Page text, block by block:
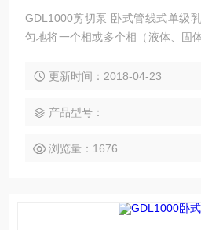
GDL1000剪切泵 卧式管线式单级
匀地将一个相或多个相（液体、固
况下各个相是互不相溶的。
更新时间：2018-04-23
产品型号：
浏览量：1676